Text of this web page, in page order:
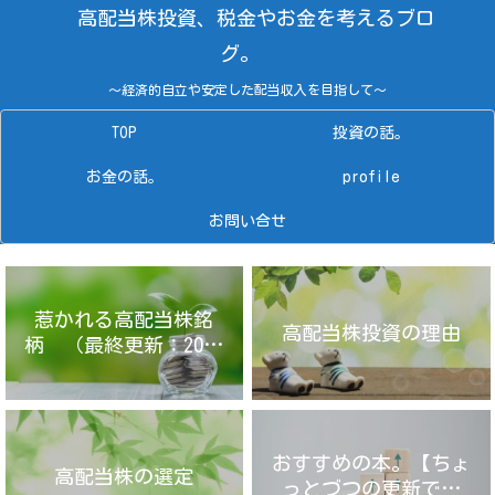
高配当株投資、税金やお金を考えるブロ
グ。
～経済的自立や安定した配当収入を目指して～
TOP 投資の話。
お金の話。 profile
お問い合せ
惹かれる高配当株銘
柄 （最終更新：2025
年4月14日）
高配当株投資の理由
高配当株の選定
おすすめの本。【ちょ
っとづつの更新です